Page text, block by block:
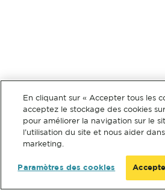
En cliquant sur « Accepter tous les
acceptez le stockage des cookies
pour améliorer la navigation sur le
l’utilisation du site et nous aider
marketing.
Paramètres des cookies